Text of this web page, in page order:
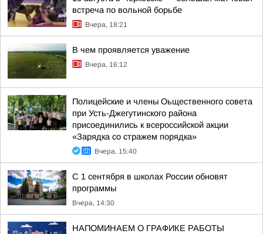
встреча по вольной борьбе
Вчера, 18:21
В чем проявляется уважение
Вчера, 16:12
Полицейские и члены Оьщественного совета
при Усть-Джегутинского района
присоединились к всероссийской акции
«Зарядка со стражем порядка»
Вчера, 15:40
С 1 сентября в школах России обновят
программы
Вчера, 14:30
НАПОМИНАЕМ О ГРАФИКЕ РАБОТЫ